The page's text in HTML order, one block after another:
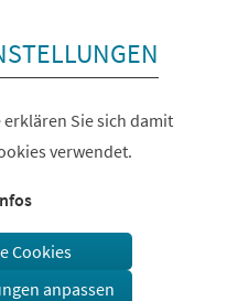
Sie sich damit
verwendet.
Cookies
anpassen